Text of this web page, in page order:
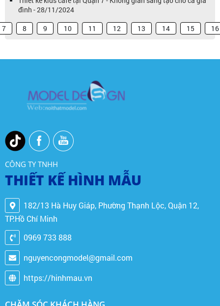
đình - 28/11/2024
7 8 9 10 11 12 13 14 15 16
CÔNG TY TNHH
THIẾT KẾ HÌNH MẪU
182/13 Hà Huy Giáp, Phường Thạnh Lộc, Quận 12,
TP.Hồ Chí Minh
0969 733 888
nguyencongmodel@gmail.com
https://hinhmau.vn